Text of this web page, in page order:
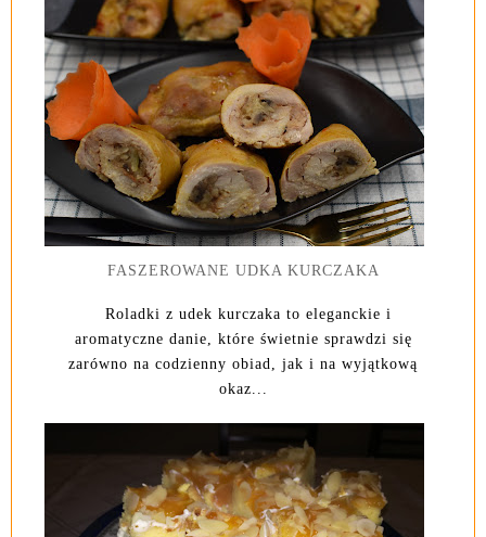
FASZEROWANE UDKA KURCZAKA
Roladki z udek kurczaka to eleganckie i
aromatyczne danie, które świetnie sprawdzi się
zarówno na codzienny obiad, jak i na wyjątkową
okaz...